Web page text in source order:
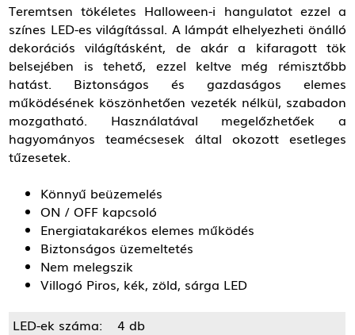
Teremtsen tökéletes Halloween-i hangulatot ezzel a
színes LED-es világítással. A lámpát elhelyezheti önálló
dekorációs világításként, de akár a kifaragott tök
belsejében is tehető, ezzel keltve még rémisztőbb
hatást. Biztonságos és gazdaságos elemes
működésének köszönhetően vezeték nélkül, szabadon
mozgatható. Használatával megelőzhetőek a
hagyományos teamécsesek által okozott esetleges
tűzesetek.
Könnyű beüzemelés
ON / OFF kapcsoló
Energiatakarékos elemes működés
Biztonságos üzemeltetés
Nem melegszik
Villogó Piros, kék, zöld, sárga LED
LED-ek száma:
4 db